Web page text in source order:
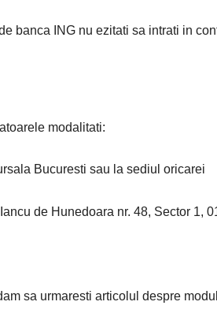
banca ING nu ezitati sa intrati in
modalitati:
Bucuresti sau la sediul oricarei
de Hunedoara nr. 48, Sector 1,
sa urmaresti articolul despre